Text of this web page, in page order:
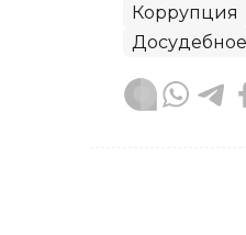
Коррупция